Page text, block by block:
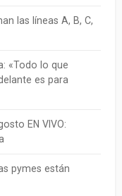
las líneas A, B, C,
«Todo lo que
es para
EN VIVO:
pymes están